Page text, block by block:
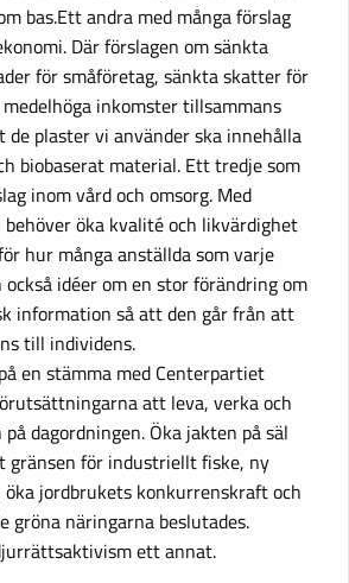
bas.Ett andra med många förslag
Där förslagen om sänkta
för småföretag, sänkta skatter för
inkomster tillsammans
de plaster vi använder ska innehålla
biobaserat material. Ett tredje som
inom vård och omsorg. Med
öka kvalité och likvärdighet
hur många anställda som varje
också idéer om en stor förändring om
information så att den går från att
till individens.
en stämma med Centerpartiet
att leva, verka och
på dagordningen. Öka jakten på säl
gränsen för industriellt fiske, ny
jordbrukets konkurrenskraft och
gröna näringarna beslutades.
ett annat.